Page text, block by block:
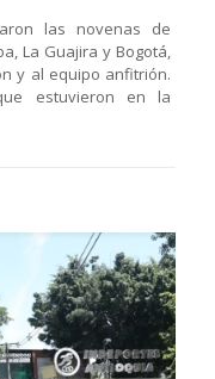
las novenas de
La Guajira y Bogotá,
y al equipo anfitrión.
estuvieron en la